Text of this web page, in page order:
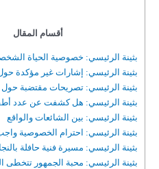
أقسام المقال
بثينة الرئيسي: خصوصية الحياة
بثينة الرئيسي: إشارات غير مؤكدة
بثينة الرئيسي: تصريحات مقتضبة حول
بثينة الرئيسي: هل كشفت عن عدد
بثينة الرئيسي: بين الشائعات والواقع
بثينة الرئيسي: احترام الخصوصية
بثينة الرئيسي: مسيرة فنية حافلة
بثينة الرئيسي: محبة الجمهور تتخطى